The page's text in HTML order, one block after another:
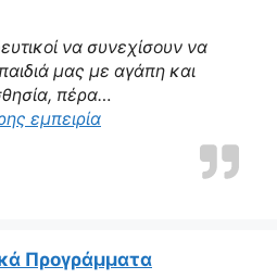
να συνεχίσουν να
μας με αγάπη και
πέρα…
εμπειρία
Προγράμματα